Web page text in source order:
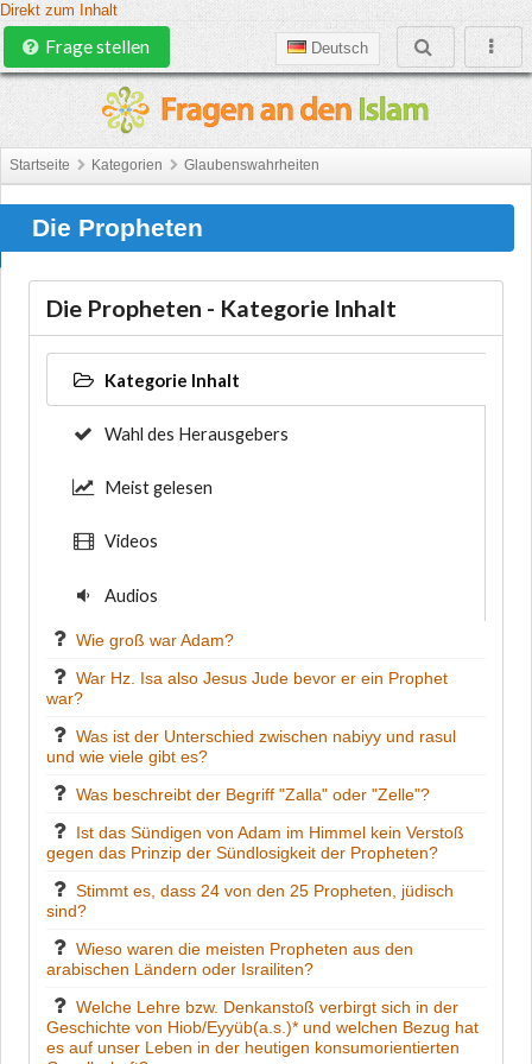
Direkt zum Inhalt
Deutsch
Frage stellen
Startseite Kategorien Glaubenswahrheiten
Die Propheten
Die Propheten - Kategorie Inhalt
Kategorie Inhalt
Wahl des Herausgebers
Meist gelesen
Videos
Audios
Wie groß war Adam?
War Hz. Isa also Jesus Jude bevor er ein Prophet
war?
Was ist der Unterschied zwischen nabiyy und rasul
und wie viele gibt es?
Was beschreibt der Begriff "Zalla" oder "Zelle"?
Ist das Sündigen von Adam im Himmel kein Verstoß
gegen das Prinzip der Sündlosigkeit der Propheten?
Stimmt es, dass 24 von den 25 Propheten, jüdisch
sind?
Wieso waren die meisten Propheten aus den
arabischen Ländern oder Israiliten?
Welche Lehre bzw. Denkanstoß verbirgt sich in der
Geschichte von Hiob/Eyyüb(a.s.)* und welchen Bezug hat
es auf unser Leben in der heutigen konsumorientierten